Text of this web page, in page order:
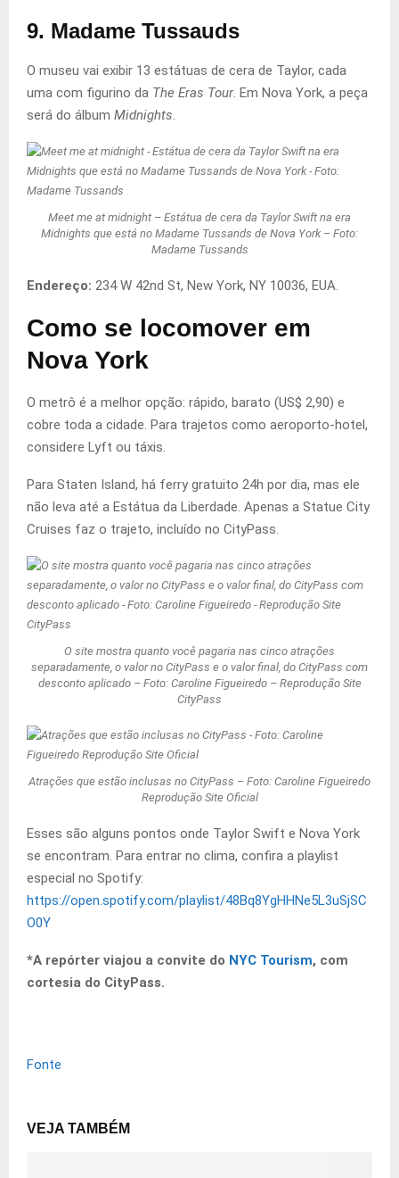
9. Madame Tussauds
O museu vai exibir 13 estátuas de cera de Taylor, cada
uma com figurino da The Eras Tour. Em Nova York, a peça
será do álbum Midnights.
Meet me at midnight – Estátua de cera da Taylor Swift na era
Midnights que está no Madame Tussands de Nova York – Foto:
Madame Tussands
Endereço: 234 W 42nd St, New York, NY 10036, EUA.
Como se locomover em
Nova York
O metrô é a melhor opção: rápido, barato (US$ 2,90) e
cobre toda a cidade. Para trajetos como aeroporto-hotel,
considere Lyft ou táxis.
Para Staten Island, há ferry gratuito 24h por dia, mas ele
não leva até a Estátua da Liberdade. Apenas a Statue City
Cruises faz o trajeto, incluído no CityPass.
O site mostra quanto você pagaria nas cinco atrações
separadamente, o valor no CityPass e o valor final, do CityPass com
desconto aplicado – Foto: Caroline Figueiredo – Reprodução Site
CityPass
Atrações que estão inclusas no CityPass – Foto: Caroline Figueiredo
Reprodução Site Oficial
Esses são alguns pontos onde Taylor Swift e Nova York
se encontram. Para entrar no clima, confira a playlist
especial no Spotify:
https://open.spotify.com/playlist/48Bq8YgHHNe5L3uSjSC
O0Y
*A repórter viajou a convite do NYC Tourism, com
cortesia do CityPass.
Fonte
VEJA TAMBÉM